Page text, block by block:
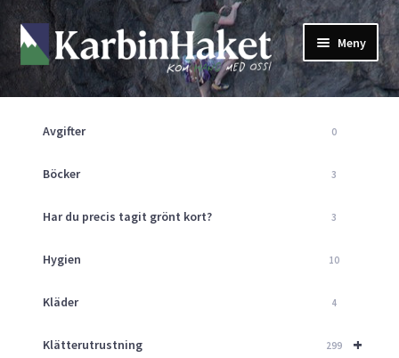
Hoppa
till
navigering
Hoppa
till
innehåll
Meny
Shop
Returpolicy
Mitt Konto
Kurser
Klätterväggen
Aktuellt
Avgifter 0
Böcker 3
Har du precis tagit grönt kort? 3
Hygien 10
Kläder 4
+
Klätterutrustning 299